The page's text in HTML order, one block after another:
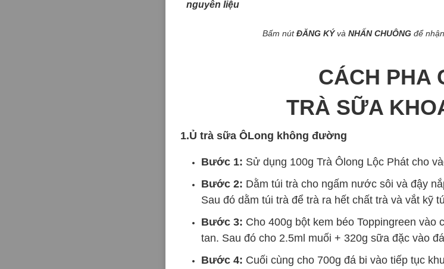
nguyên liệu
Bấm nútĐĂNG KÝvà NHẤN CHUÔNG để
CÁCH PHA
TRÀ SỮA
1.Ủ trà sữa ÔLong không đường
Bước 1: Sử dụng 100g Trà Ôlong Lộc Phát cho
Bước 2: Dằm túi trà cho ngấm nước sôi và đậy
Sau đó dằm túi trà để trà ra hết chất trà và vắt kỹ
Bước 3: Cho 400g bột kem béo Toppingreen vào
tan. Sau đó cho 2.5ml muối + 320g sữa đặc vào
Bước 4: Cuối cùng cho 700g đá bi vào tiếp tục